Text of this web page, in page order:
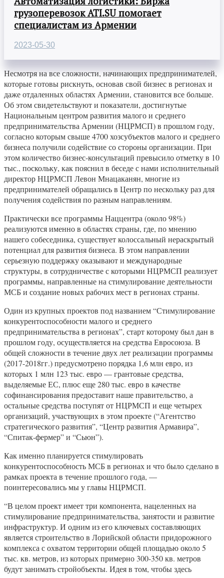
грузоперевозок ATI.SU помогает
специалистам из Армении
2023-05-30
Несмотря на все сложности, начинающих предпринимателей,
которые готовы рискнуть, основав свой бизнес в регионах и
даже отдаленных областях Армении, становится все больше.
Об этом свидетельствуют и показатели, достигнутые
Национальным центром развития малого и среднего
предпринимательства Армении (НЦРМСП) в прошлом году,
согласно которым свыше 4700 хозсубъектов малого и среднего
бизнеса получили содействие со стороны организации. При
этом количество бизнес-консультаций превысило отметку в 10
тыс., поскольку, как пояснил в беседе с нами исполнительный
директор НЦРМСП Левон Мнацаканян, многие из
предпринимателей обращались в Центр по нескольку раз для
получения содействия по разным направлениям.
Практически все программы Наццентра (около 98%)
реализуются именно в областях страны, где, по мнению
нашего собеседника, существует колоссальный нераскрытый
потенциал для развития бизнеса. В этом направлении
серьезную поддержку оказывают и международные
структуры, в сотрудничестве с которыми НЦРМСП реализует
программы, направленные на стимулирование деятельности
МСБ и создание новых рабочих мест в регионах страны.
Один из крупных проектов под названием “Стимулирование
конкурентоспособности малого и среднего
предпринимательства в регионах”, старт которому был дан в
прошлом году, осуществляется на средства Евросоюза. В
общей сложности в течение двух лет реализации программы
(2017-2018гг.) предусмотрено порядка 1,6 млн евро, из
которых 1 млн 123 тыс. евро — грантовые средства,
выделяемые ЕС, плюс еще 280 тыс. евро в качестве
софинансирования предоставит наше правительство, а
остальные средства поступят от НЦРМСП и еще четырех
организаций, участвующих в этом проекте (“Агентство
стратегического развития”, “Центр развития Армавира”,
“Спитак-фермер” и “Сьюн”).
Как именно планируется стимулировать
конкурентоспособность МСБ в регионах и что было сделано в
рамках проекта в течение прошлого года, —
поинтересовались мы у главы НЦРМСП.
“В целом проект имеет три компонента, нацеленных на
стимулирование предпринимательства, занятости и развитие
инфраструктур. И одним из его ключевых составляющих
является строительство в Лорийской области придорожного
комплекса с охватом территории общей площадью около 5
тыс. кв. метров, из которых примерно 300-350 кв. метров
будут занимать стройобъекты. Идея в том, чтобы здесь